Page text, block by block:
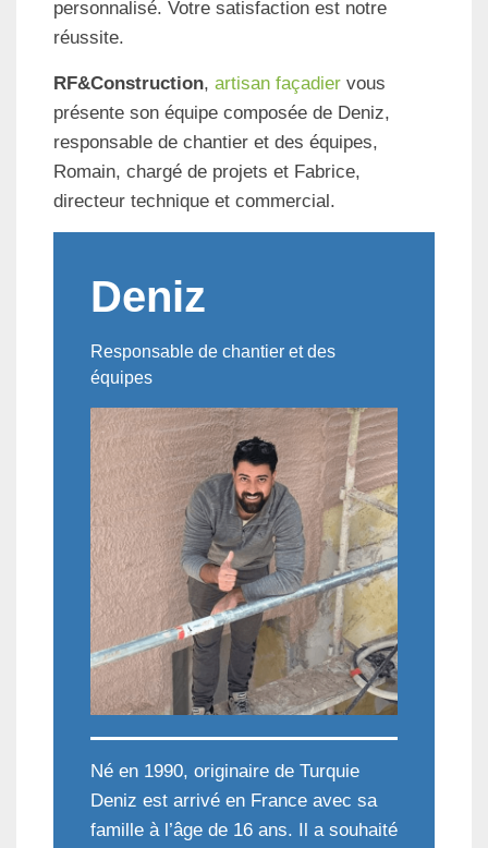
personnalisé. Votre satisfaction est notre
réussite.
RF&Construction, artisan façadier vous
présente son équipe composée de Deniz,
responsable de chantier et des équipes,
Romain, chargé de projets et Fabrice,
directeur technique et commercial.
Deniz
Responsable de chantier et des
équipes
Né en 1990, originaire de Turquie
Deniz est arrivé en France avec sa
famille à l’âge de 16 ans. Il a souhaité